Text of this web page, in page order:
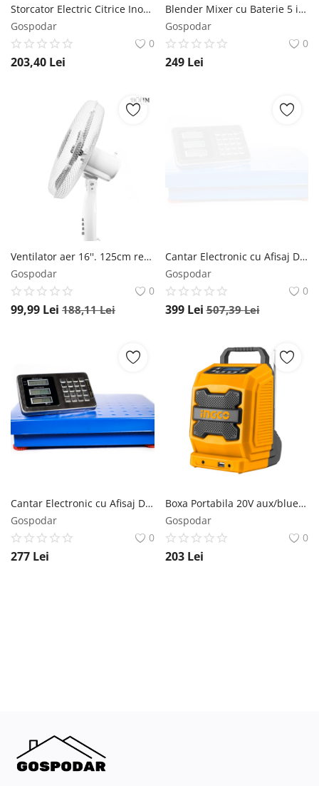
Storcator Electric Citrice Inox 160W Decakila KEJC008B Decakila
Gospodar
0
203,40 Lei
Blender Mixer cu Baterie 5 in 1 Negru/Inox Decakila KMJB021B Decakila
Gospodar
0
249 Lei
Ventilator aer 16''. 125cm reglabil, oscilatie 90 grade, 3 viteze, 50W, 5 pale BÖHM BLSF-4043 BOHM
Gospodar
0
99,99 Lei 188,11Lei
Cantar Electronic cu Afisaj Detasabil Wi-Fi 600Kg SCULE365
Gospodar
0
399 Lei 507,39Lei
Cantar Electronic cu Afisaj Detasabil 300kg Wi-Fi Wireless Bervas B1733 SCULE365
Gospodar
0
277 Lei
Boxa Portabila 20V aux/bluetooth 4.0 fara acumulator, Ingco CJRLI2001 INGCO
Gospodar
0
203 Lei